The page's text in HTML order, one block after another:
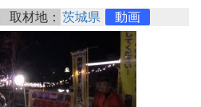
取材地： 茨城県 動画